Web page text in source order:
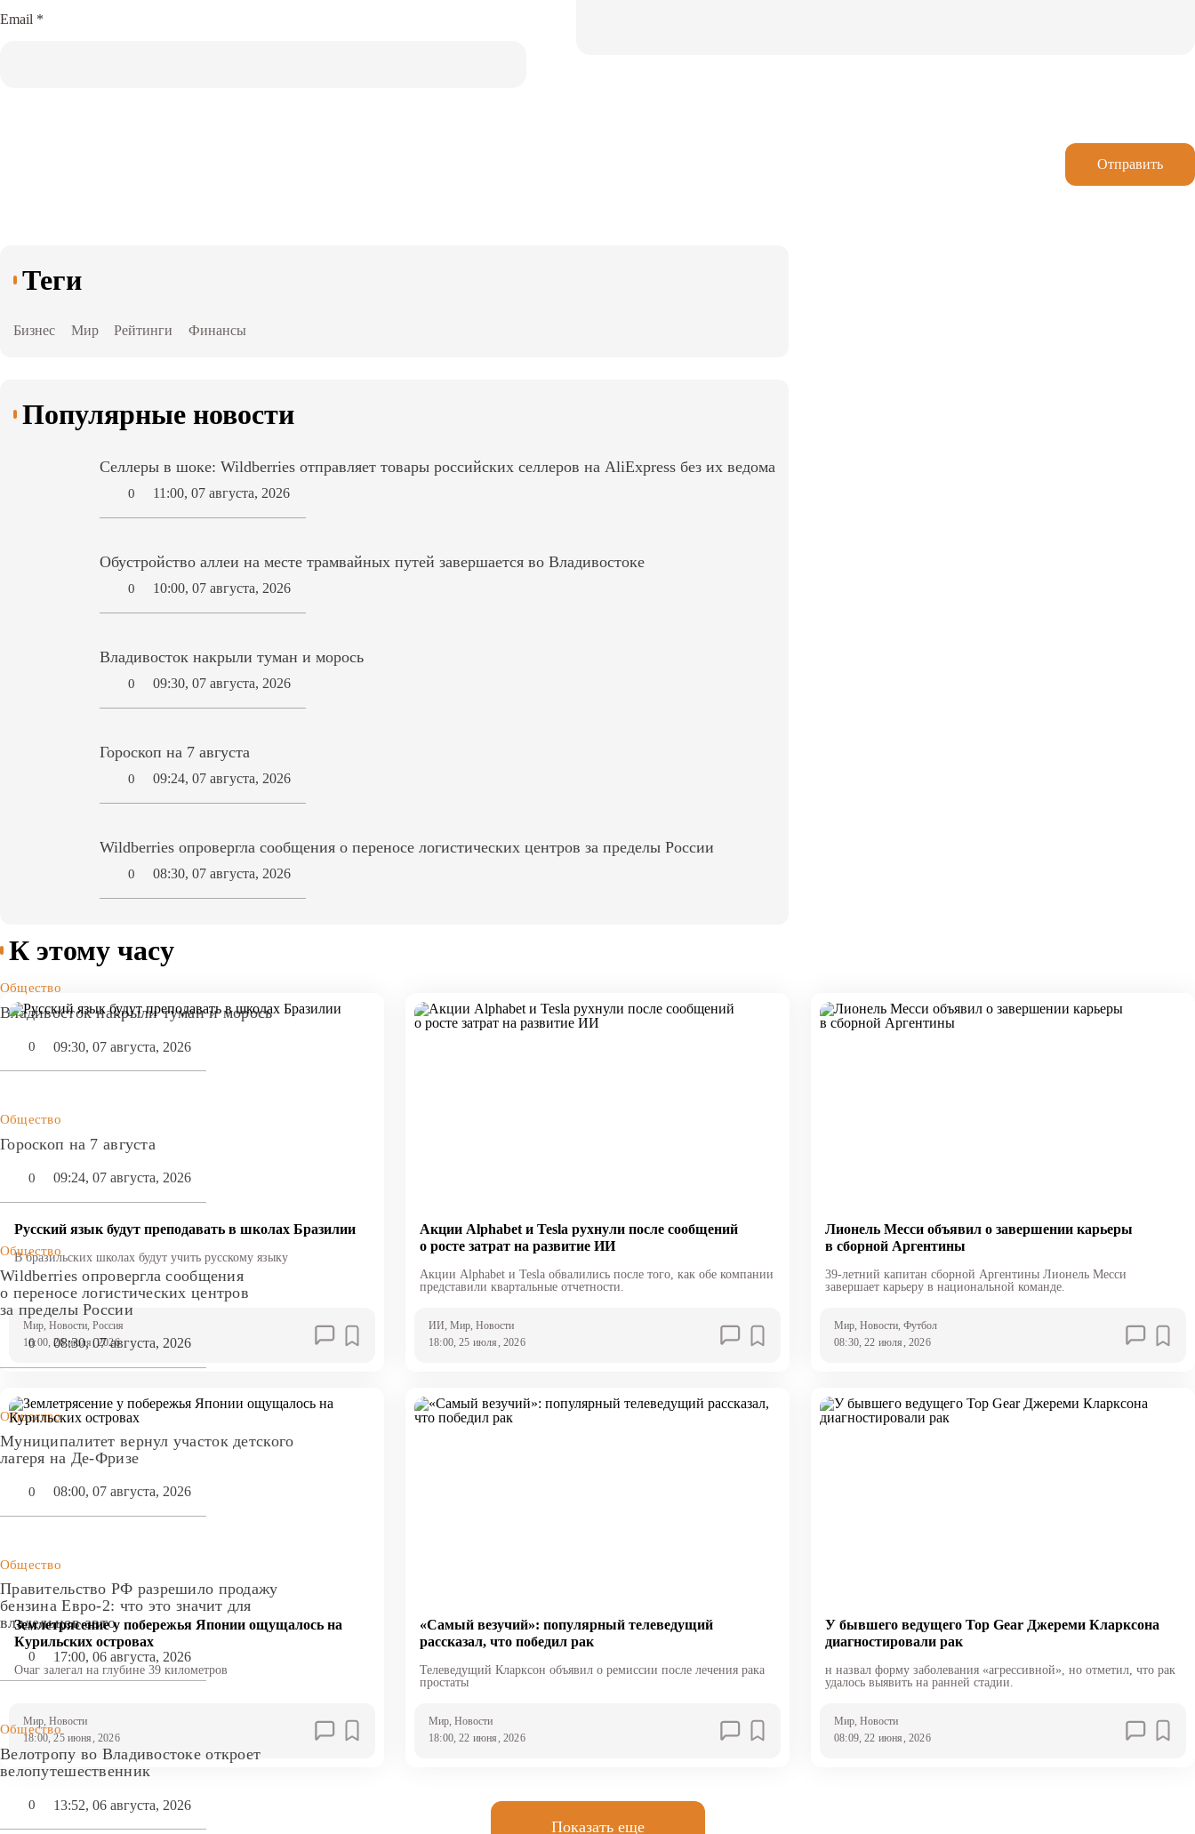
Email *
Отправить
Теги
Бизнес Мир Рейтинги Финансы
Популярные новости
Селлеры в шоке: Wildberries отправляет товары российских селлеров на AliExpress без их ведома
0 11:00, 07 августа, 2026
Обустройство аллеи на месте трамвайных путей завершается во Владивостоке
0 10:00, 07 августа, 2026
Владивосток накрыли туман и морось
0 09:30, 07 августа, 2026
Гороскоп на 7 августа
0 09:24, 07 августа, 2026
Wildberries опровергла сообщения о переносе логистических центров за пределы России
0 08:30, 07 августа, 2026
К этому часу
Общество
Владивосток накрыли туман и морось
0 09:30, 07 августа, 2026
Общество
Гороскоп на 7 августа
0 09:24, 07 августа, 2026
Общество
Wildberries опровергла сообщения
о переносе логистических центров
за пределы России
0 08:30, 07 августа, 2026
Общество
Муниципалитет вернул участок детского
лагеря на Де-Фризе
0 08:00, 07 августа, 2026
Общество
Правительство РФ разрешило продажу
бензина Евро-2: что это значит для
владельцев авто
0 17:00, 06 августа, 2026
Общество
Велотропу во Владивостоке откроет
велопутешественник
0 13:52, 06 августа, 2026
Русский язык будут преподавать в школах Бразилии
В бразильских школах будут учить русскому языку
Мир, Новости, Россия
16:00, 26 июля, 2026
Акции Alphabet и Tesla рухнули после сообщений
о росте затрат на развитие ИИ
Акции Alphabet и Tesla обвалились после того, как обе компании
представили квартальные отчетности.
ИИ, Мир, Новости
18:00, 25 июля, 2026
Лионель Месси объявил о завершении карьеры
в сборной Аргентины
39-летний капитан сборной Аргентины Лионель Месси
завершает карьеру в национальной команде.
Мир, Новости, Футбол
08:30, 22 июля, 2026
Землетрясение у побережья Японии ощущалось на
Курильских островах
Очаг залегал на глубине 39 километров
Мир , Новости
18:00, 25 июня, 2026
«Самый везучий»: популярный телеведущий
рассказал, что победил рак
Телеведущий Кларксон объявил о ремиссии после лечения рака
простаты
Мир, Новости
18:00, 22 июня, 2026
У бывшего ведущего Top Gear Джереми Кларксона
диагностировали рак
н назвал форму заболевания «агрессивной», но отметил, что рак
удалось выявить на ранней стадии.
Мир, Новости
08:09, 22 июня, 2026
Показать еще